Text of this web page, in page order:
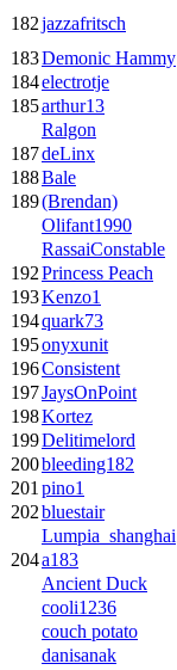
182jazzafritsch
183Demonic Hammy
184electrotje
185arthur13
Ralgon
187deLinx
188Bale
189(Brendan)
Olifant1990
RassaiConstable
192Princess Peach
193Kenzo1
194quark73
195onyxunit
196Consistent
197JaysOnPoint
198Kortez
199Delitimelord
200bleeding182
201 pino1
202bluestair
Lumpia_shanghai
204a183
Ancient Duck
cooli1236
couch potato
danisanak